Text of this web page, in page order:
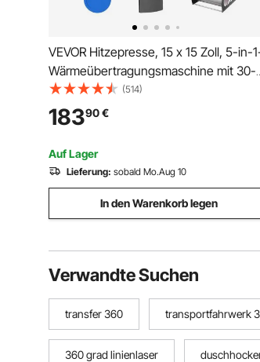
VEVOR Hitzepresse, 15 x 15 Zoll, 5-in-
Wärmeübertragungsmaschine mit 30-
oz-Tumbler-Presse, 360°
wegschwenkbares digitales T-Shirt-
Pressen, Teflonbeschichtung, für T-
Shirts/Tassen/Hüte/Teller,
Schwarz+Blau
(514)
18390€
Auf Lager
Lieferung: sobald Mo.Aug 10
In den Warenkorb legen
Verwandte Suchen
transfer 360 transportfahrwerk
360 grad linienlaser